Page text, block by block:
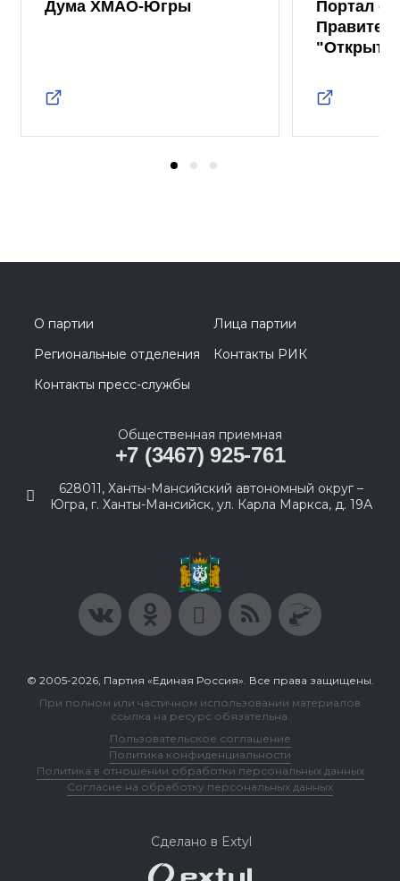
Дума ХМАО-Югры
Портал
О партии
Лица партии
Региональные отделения
Контакты РИК
Контакты пресс-службы
Общественная приемная
+7 (3467) 925-761
628011, Ханты-Мансийский автономный округ –
Югра, г. Ханты-Мансийск, ул. Карла Маркса, д. 19А
© 2005-2026, Партия «Единая Россия». Все права защищены.
При полном или частичном использовании материалов
ссылка на ресурс обязательна.
Пользовательское соглашение
Политика конфиденциальности
Политика в отношении обработки персональных данных
Согласие на обработку персональных данных
Сделано в Extyl